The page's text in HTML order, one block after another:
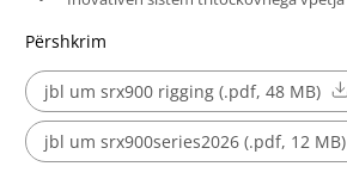
Përshkrim
jbl um srx900 rigging (.pdf, 48 MB)
jbl um srx900series2026 (.pdf, 12 MB)